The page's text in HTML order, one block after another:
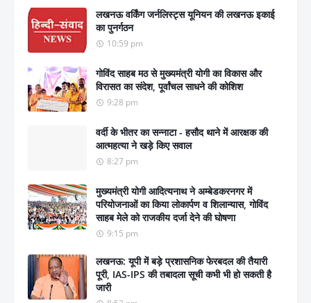
लखनऊ वर्किंग जर्नलिस्ट्स यूनियन की लखनऊ इकाई
का पुनर्गठन
10:59 pm
गोविंद साहब मठ से मुख्यमंत्री योगी का विकास और
विरासत का संदेश, पूर्वांचल साधने की कोशिश
9:28 pm
वर्दी के भीतर का सन्नाटा - हसौद थाने में आरक्षक की
आत्महत्या ने खड़े किए सवाल
8:27 pm
मुख्यमंत्री योगी आदित्यनाथ ने अम्बेडकरनगर में
परियोजनाओं का किया लोकार्पण व शिलान्यास, गोविंद
साहब मेले को राजकीय दर्जा देने की घोषणा
9:15 pm
लखनऊ: यूपी में बड़े प्रशासनिक फेरबदल की तैयारी
पूरी, IAS-IPS की तबादला सूची कभी भी हो सकती है
जारी